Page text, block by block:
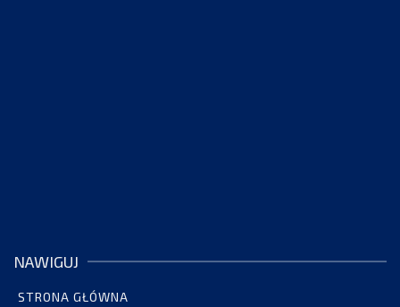
NAWIGUJ
STRONA GŁÓWNA